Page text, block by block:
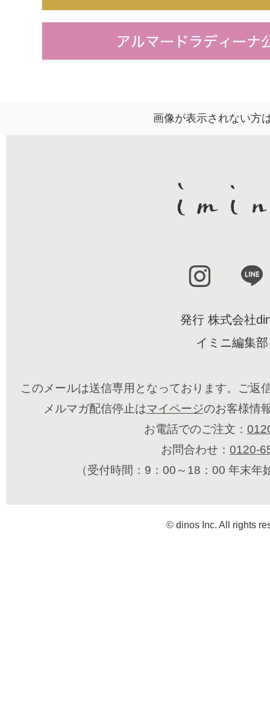
画像が表示されない方
発行 株式会社
イミニ編集部
このメールは送信専用となっております。ご返
メルマガ配信停止はマイページのお客様情
お電話でのご注文：
お問合わせ： 0120-
（受付時間：9：00～18：00 年末年
© dinos Inc. All rights